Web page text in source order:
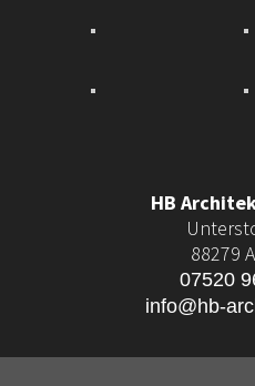
HB
88279
07520
info@hb-